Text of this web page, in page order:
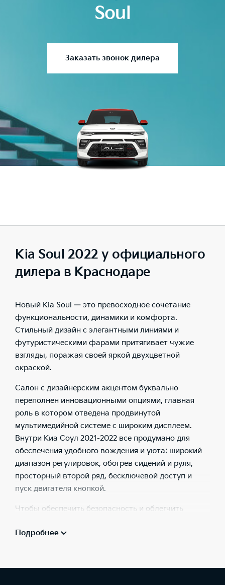
Soul
Заказать звонок дилера
Kia Soul 2022 у официального
дилера в Краснодаре
Новый Kia Soul — это превосходное сочетание
функциональности, динамики и комфорта.
Стильный дизайн с элегантными линиями и
футуристическими фарами притягивает чужие
взгляды, поражая своей яркой двухцветной
окраской.
Салон с дизайнерским акцентом буквально
переполнен инновационными опциями, главная
роль в котором отведена продвинутой
мультимедийной системе с широким дисплеем.
Внутри Киа Соул 2021-2022 все продумано для
обеспечения удобного вождения и уюта: широкий
диапазон регулировок, обогрев сидений и руля,
просторный второй ряд, бесключевой доступ и
пуск двигателя кнопкой.
Чтобы обеспечить безопасность и облегчить
множеством интеллектуальных систем и
Подробнее